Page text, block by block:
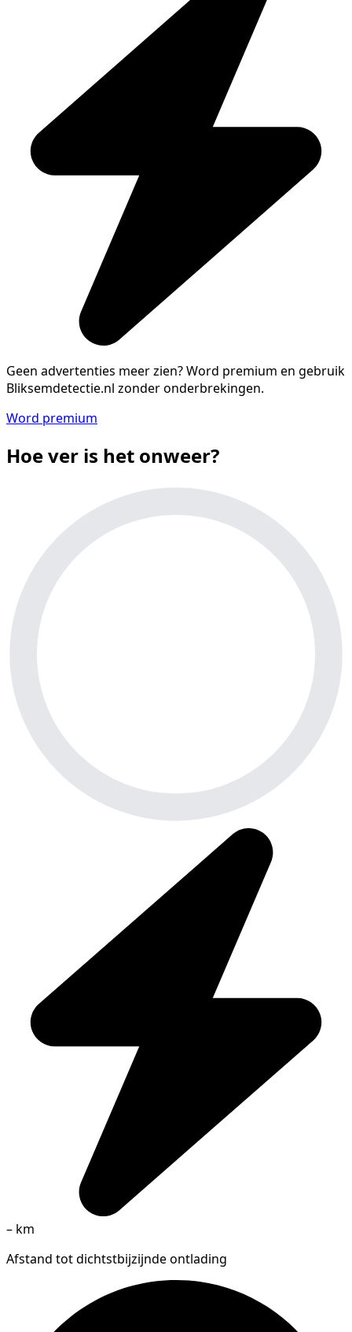
Geen advertenties meer zien?Word premium en gebruik
Bliksemdetectie.nl zonder onderbrekingen.
Word premium
Hoe ver is het onweer?
– km
Afstand tot dichtstbijzijnde ontlading